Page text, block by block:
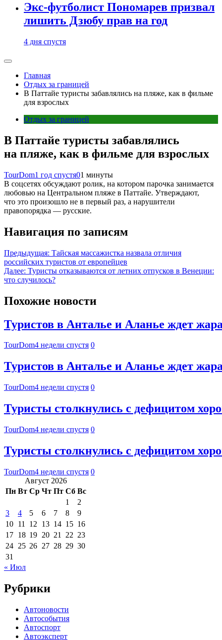
Экс-футболист Пономарев призвал
лишить Дзюбу прав на год
4 дня спустя
Главная
Отдых за границей
В Паттайе туристы забавлялись на пляже, как в фильме
для взрослых
Отдых за границей
В Паттайе туристы забавлялись
на пляже, как в фильме для взрослых
TourDom1 год спустя01 минуты
В соцсетях обсуждают ролик, на котором парочка занимается
любовью на Центральном пляже в Паттайе. Утверждают,
что это произошло не в первый раз, а нарушители
правопорядка — русские.
Навигация по записям
Предыдущая: Тайская массажистка назвала отличия
российских туристов от европейцев
Далее: Туристы отказываются от летних отпусков в Венеции:
что случилось?
Похожие новости
Туристов в Анталье и Аланье ждет жара
TourDom4 недели спустя 0
Туристов в Анталье и Аланье ждет жара
TourDom4 недели спустя 0
Туристы столкнулись с дефицитом
TourDom4 недели спустя 0
Туристы столкнулись с дефицитом
TourDom4 недели спустя 0
Август 2026
Пн Вт Ср Чт Пт Сб Вс
1
2
3
4 5 6 7 8
9
10 11 12 13 14 15 16
17 18 19 20 21 22 23
24 25 26 27 28 29 30
31
« Июл
Рубрики
Автоновости
Автособытия
Автоспорт
Автоэксперт